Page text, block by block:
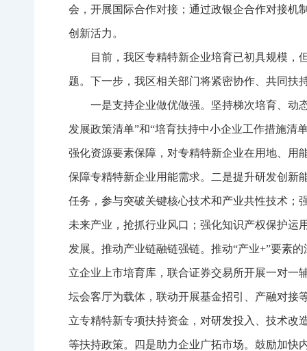
会，开展国际合作对接；通过政银企合作对接机
创新活力。
目前，我区专精特新企业培育已初具规模
题。下一步，我区相关部门将紧密协作、共同扶
一是支持企业做优做强。坚持梯次培育、动
发展政策清单”和“培育扶持中小企业工作措施清
强化资源要素保障，对专精特新企业在用地、用
保障专精特新企业用能需求。二是提升研发创新
任务，参与突破关键核心技术和产业共性技术；
未来产业，抢抓行业风口；强化知识产权保护运
发展。推动产业链融链强链。推动“产业+”要素
立企业上市培育库，联合证券交易所开展一对一
坛会客厅为载体，联动开展基金招引、产融对接
立专精特新专项扶持资金，对研发投入、技术改
等扶持政策。四是助力企业广拓市场。鼓励加快